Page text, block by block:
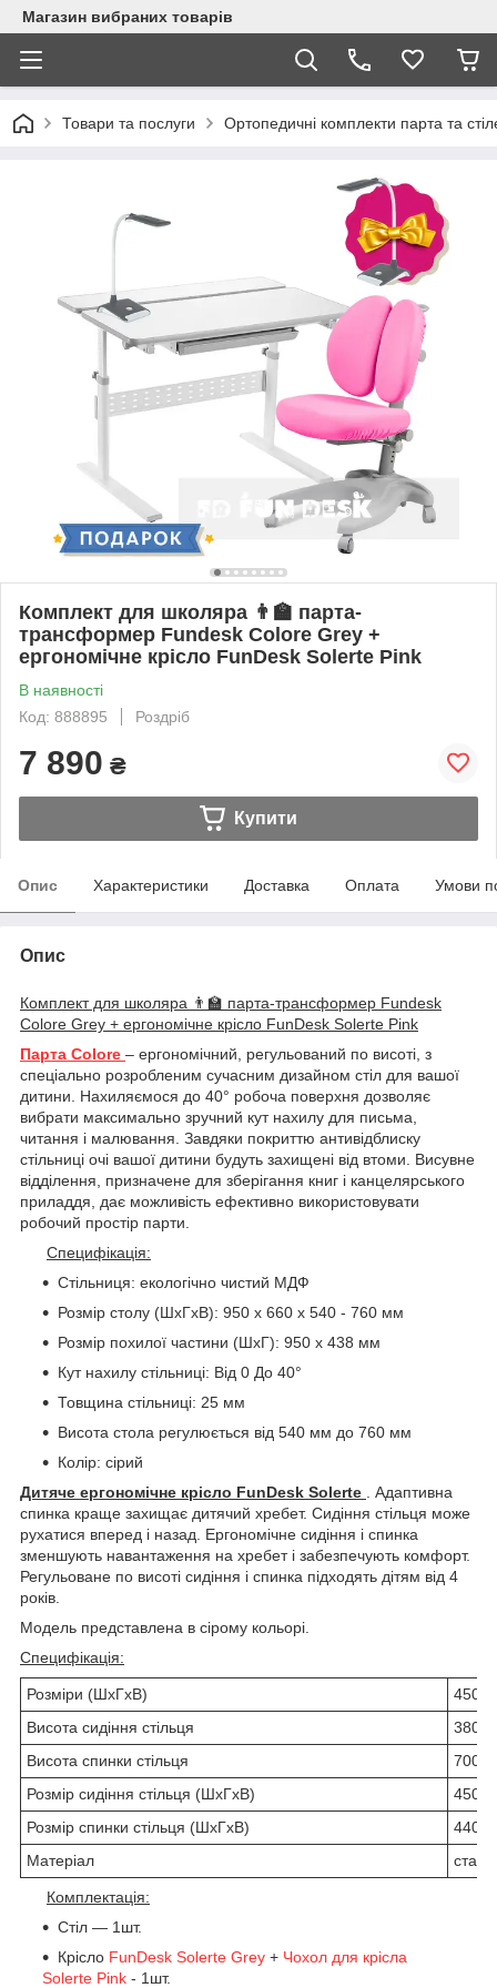
Магазин вибраних товарів
Товари та послуги Ортопедичні комплекти парта та
Комплект для школяра 👨🏫 парта-
трансформер Fundesk Colore Grey +
ергономічне крісло FunDesk Solerte Pink
В наявності
Код: 888895
Роздріб
7 890 ₴
Купити
Опис Характеристики Доставка Оплата Умови
Опис
Комплект для школяра 👨🏫 парта-трансформер Fundesk
Colore Grey + ергономічне крісло FunDesk Solerte Pink
Парта Colore – ергономічний, регульований по висоті, з
спеціально розробленим сучасним дизайном стіл для вашої
дитини. Нахиляємося до 40° робоча поверхня дозволяє
вибрати максимально зручний кут нахилу для письма,
читання і малювання. Завдяки покриттю антивідблиску
стільниці очі вашої дитини будуть захищені від втоми. Висувне
відділення, призначене для зберігання книг і канцелярського
приладдя, дає можливість ефективно використовувати
робочий простір парти.
Специфікація:
Стільниця: екологічно чистий МДФ
Розмір столу (ШхГхВ): 950 x 660 x 540 - 760 мм
Розмір похилої частини (ШхГ): 950 х 438 мм
Кут нахилу стільниці: Від 0 До 40°
Товщина стільниці: 25 мм
Висота стола регулюється від 540 мм до 760 мм
Колір: сірий
Дитяче ергономічне крісло FunDesk Solerte
. Адаптивна
спинка краще захищає дитячий хребет. Сидіння стільця може
рухатися вперед і назад. Ергономічне сидіння і спинка
зменшують навантаження на хребет і забезпечують комфорт.
Регульоване по висоті сидіння і спинка підходять дітям від 4
років.
Модель представлена в сірому кольорі.
Специфікація:
Розміри (ШхГхВ)
Висота сидіння стільця
380-
Висота спинки стільця
700-
Розмір сидіння стільця (ШхГхВ)
Розмір спинки стільця (ШхГхВ)
Матеріал
Комплектація:
Стіл ― 1шт.
Крісло FunDesk Solerte Grey + Чохол для крісла
Solerte Pink - 1шт.